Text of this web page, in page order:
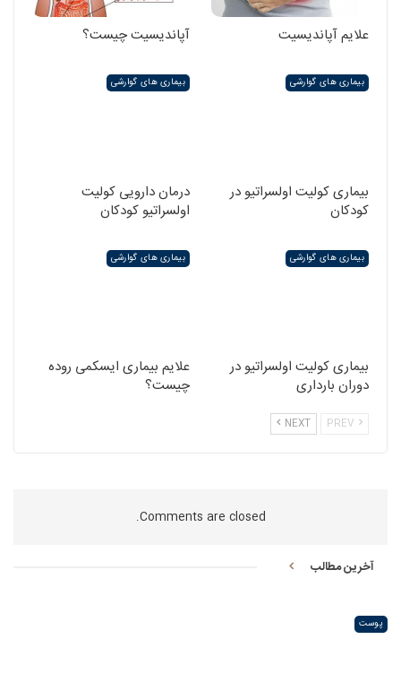
علایم آپاندیسیت آپاندیسیت چیست؟
بیماری های گوارشی
بیماری کولیت اولسراتیو در
کودکان
بیماری های گوارشی
درمان دارویی کولیت
اولسراتیو کودکان
بیماری های گوارشی
بیماری کولیت اولسراتیو در
دوران بارداری
بیماری های گوارشی
علایم بیماری ایسکمی روده
چیست؟
NEXT
Comments are closed.
آخرین مطالب
پوست